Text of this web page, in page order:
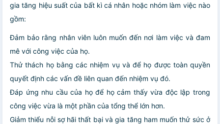
gia tăng hiệu suất của bất kì cá nhân hoặc nhóm làm việc nào
gồm:
Đảm bảo rằng nhân viên luôn muốn đến nơi làm việc và đam
mê với công việc của họ.
Thử thách họ bằng các nhiệm vụ và để họ được toàn quyền
quyết định các vấn đề liên quan đến nhiệm vụ đó.
Đáp ứng nhu cầu của họ để họ cảm thấy vừa độc lập trong
công việc vừa là một phần của tổng thể lớn hơn.
Giảm thiểu nỗi sợ hãi thất bại và gia tăng ham muốn thử sức ở